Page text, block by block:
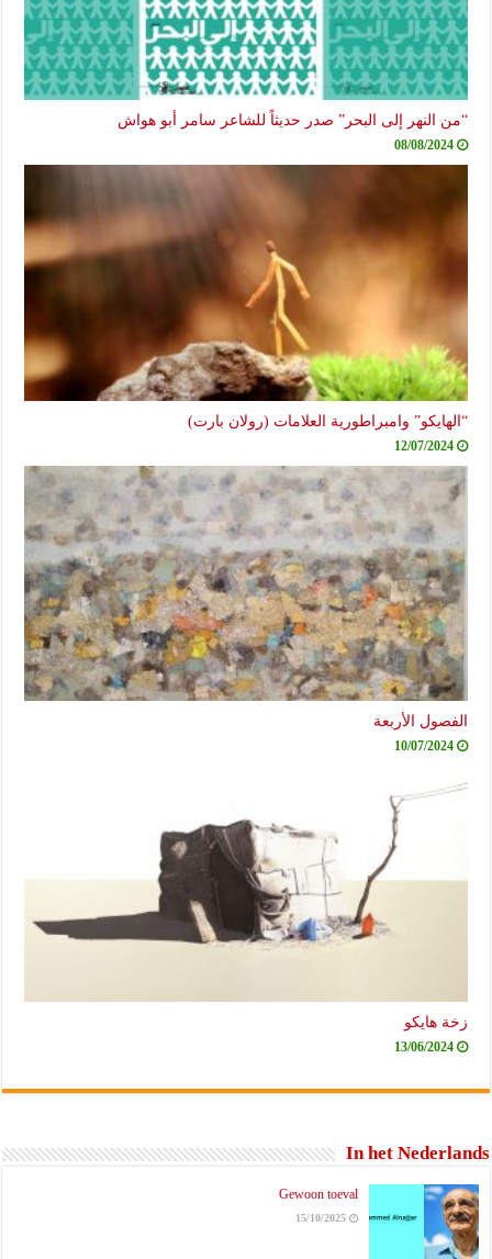
“من النهر إلى البحر” صدر حديثاً للشاعر سامر أبو هواش
08/08/2024
“الهايكو” وامبراطورية العلامات (رولان بارت)
12/07/2024
الفصول الأربعة
10/07/2024
زخة هايكو
13/06/2024
In het Nederlands
Gewoon toeval
15/10/2025